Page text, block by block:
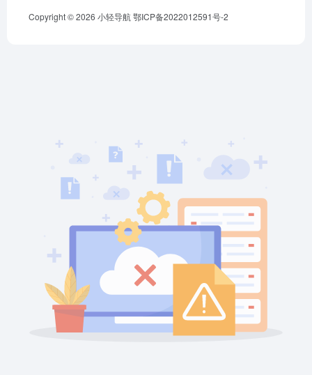
Copyright © 2026 小轻导航鄂ICP备2022012591号-2